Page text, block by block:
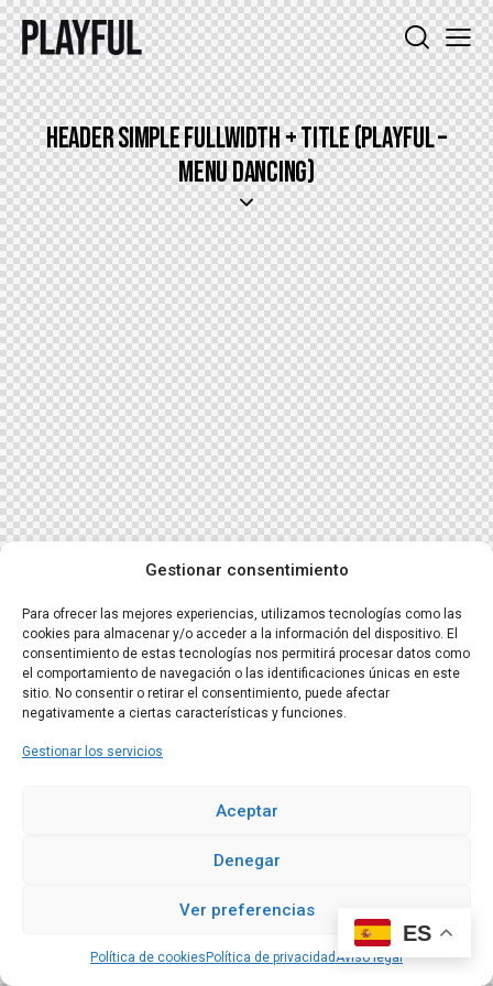
Gestionar consentimiento
Para ofrecer las mejores experiencias, utilizamos tecnologías como las
cookies para almacenar y/o acceder a la información del dispositivo. El
consentimiento de estas tecnologías nos permitirá procesar datos como
el comportamiento de navegación o las identificaciones únicas en este
sitio. No consentir o retirar el consentimiento, puede afectar
negativamente a ciertas características y funciones.
Gestionar los servicios
Aceptar
Denegar
Ver preferencias
Política de cookies Política de privacidadAviso legal
HEADER SIMPLE FULLWIDTH + TITLE (PLAYFUL –
MENU DANCING)
ES